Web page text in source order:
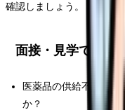
確認しましょう。
面接・見学で聞く
医薬品の供給不足や
か？